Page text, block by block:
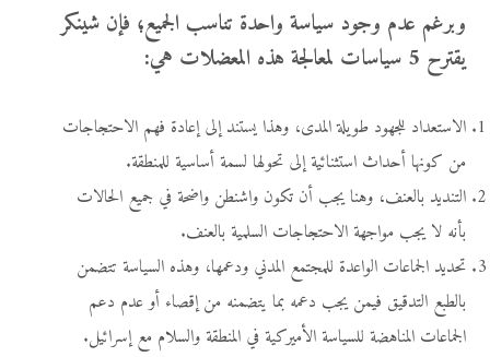
وبرغم عدم وجود سياسة واحدة تناسب الجميع؛ فإن شينكر
يقترح 5 سياسات لمعالجة هذه المعضلات هي:
الاستعداد للجهود طويلة المدى، وهذا يستند إلى إعادة فهم الاحتجاجات
من كونها أحداث استثنائية إلى تحولها لسمة أساسية للمنطقة.
التنديد بالعنف، وهنا يجب أن تكون واشنطن واضحة في جميع الحالات
بأنه لا يجب مواجهة الاحتجاجات السلمية بالعنف.
تحديد الجماعات الواعدة للمجتمع المدني ودعمها، وهذه السياسة تتضمن
بالطبع التدقيق فيمن يجب دعمه بما يتضمنه من إقصاء أو عدم دعم
الجماعات المناهضة للسياسة الأميركية في المنطقة والسلام مع إسرائيل.